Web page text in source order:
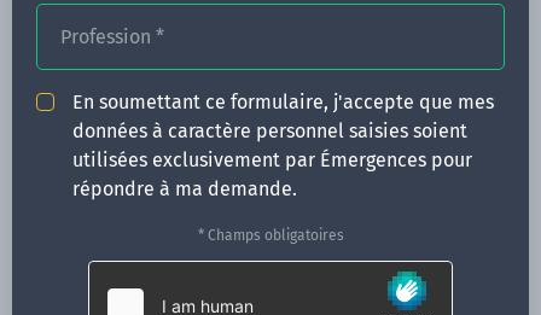
Profession *
En soumettant ce formulaire, j'accepte que mes
données à caractère personnel saisies soient
utilisées exclusivement par Émergences pour
répondre à ma demande.
* Champs obligatoires
ACTUALITÉS
INFOS PRATIQUES
Qui sommes-nous ?
CONTACT
35000 Rennes
02 99 05 25 47